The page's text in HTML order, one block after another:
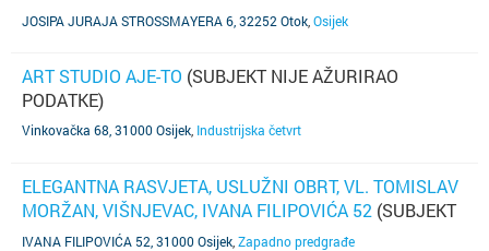
6(TELEFON NIJE POZNAT)
JOSIPA JURAJA STROSSMAYERA 6, 32252 Otok Osijek
ART STUDIO AJE-TO (SUBJEKT NIJE AŽURIRAO
PODATKE)
Vinkovačka 68, 31000 Osijek Industrijska četvrt
ELEGANTNA RASVJETA, USLUŽNI OBRT, VL. TOMISLAV
MORŽAN, VIŠNJEVAC, IVANA FILIPOVIĆA 52 (SUBJEKT
JE UGAŠEN)
IVANA FILIPOVIĆA 52, 31000 Osijek Zapadno predgrađe